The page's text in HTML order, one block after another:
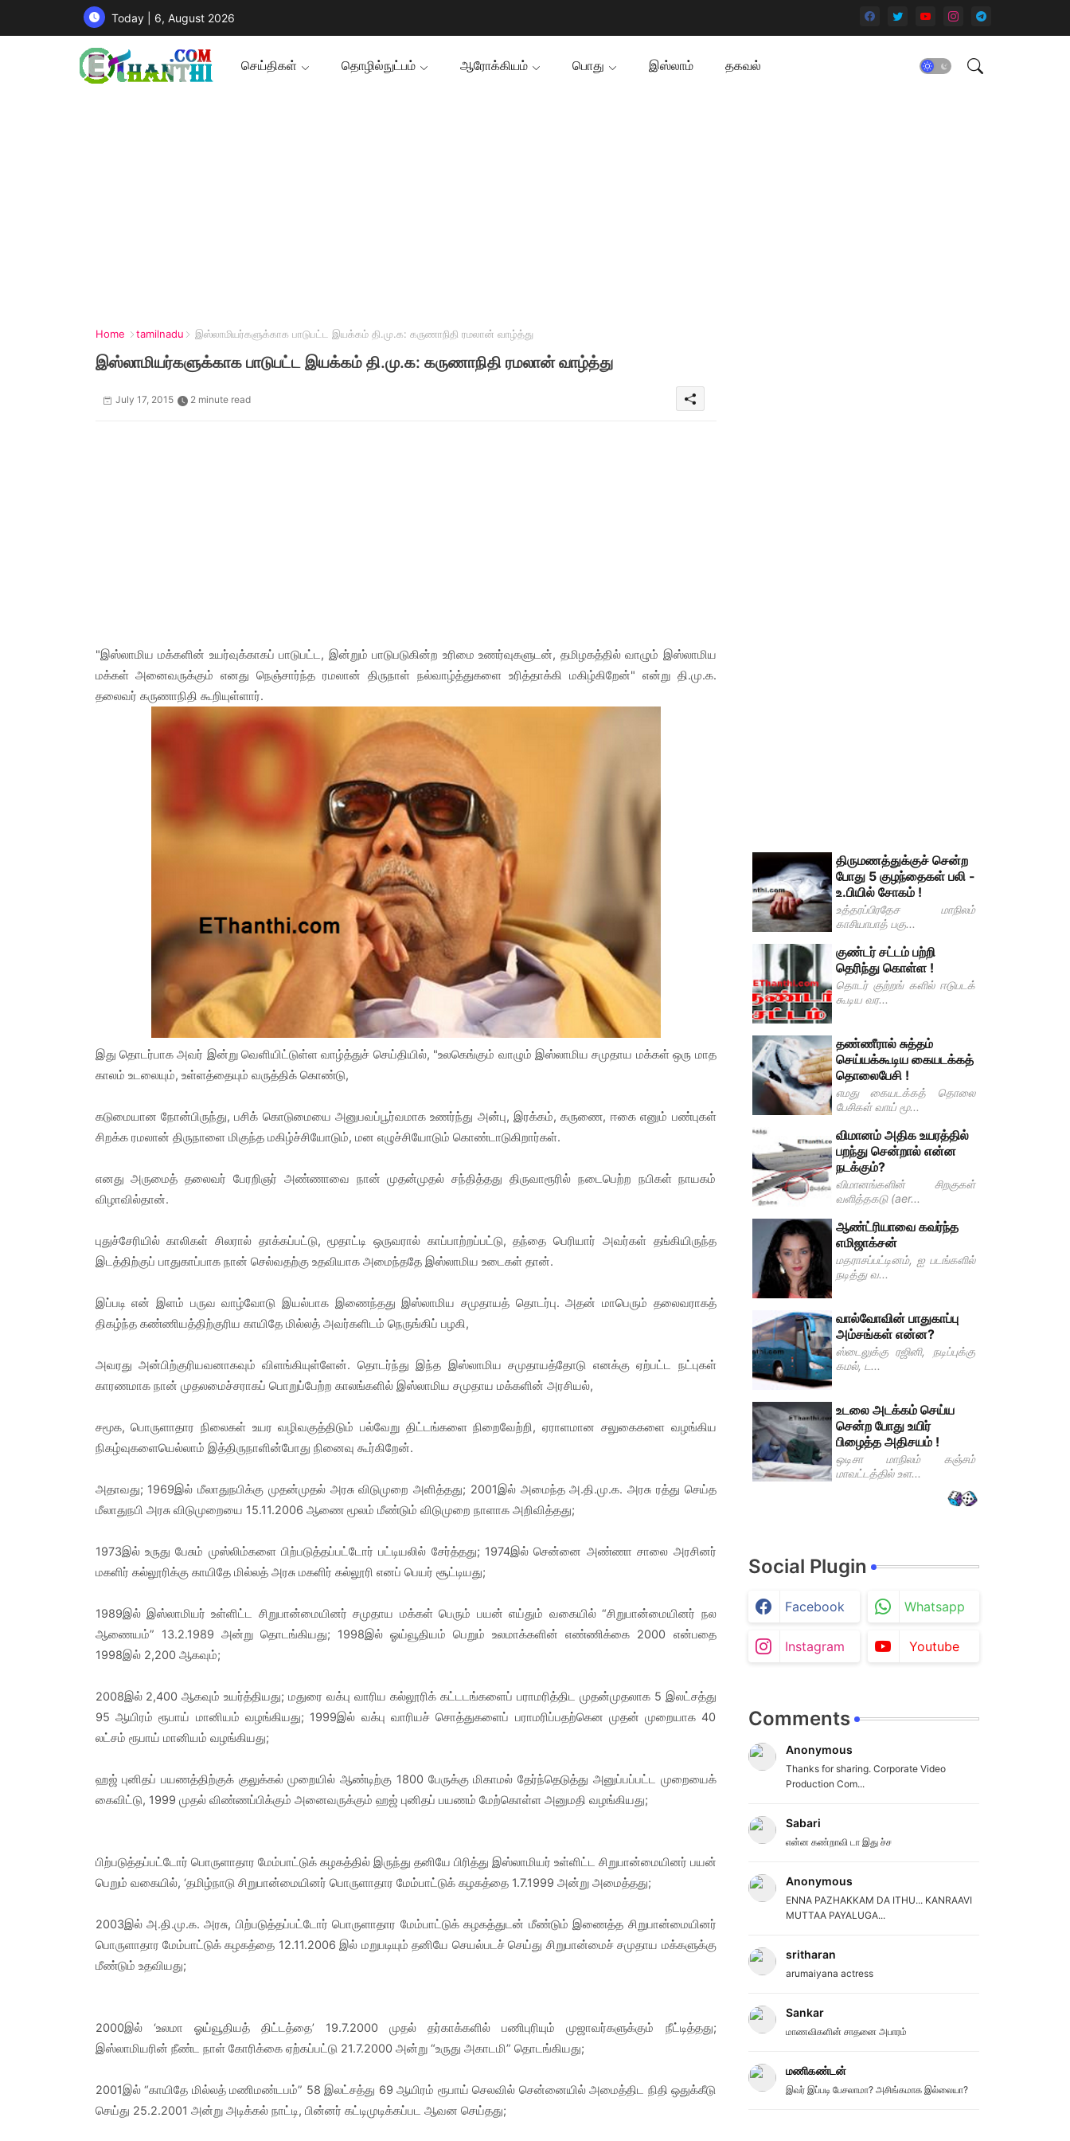
Today | 6, August 2026
செய்திகள் தொழில்நுட்பம் ஆரோக்கியம் பொது இஸ்லாம் தகவல்
Home tamilnadu இஸ்லாமியர்களுக்காக பாடுபட்ட இயக்கம் தி.மு.க: கருணாநிதி ரமலான் வாழ்த்து
இஸ்லாமியர்களுக்காக பாடுபட்ட இயக்கம் தி.மு.க: கருணாநிதி ரமலான் வாழ்த்து
July 17, 2015 2 minute read
"இஸ்லாமிய மக்களின் உயர்வுக்காகப் பாடுபட்ட, இன்றும் பாடுபடுகின்ற உரிமை உணர்வுகளுடன், தமிழகத்தில் வாழும் இஸ்லாமிய
மக்கள் அனைவருக்கும் எனது நெஞ்சார்ந்த ரமலான் திருநாள் நல்வாழ்த்துகளை உரித்தாக்கி மகிழ்கிறேன்" என்று தி.மு.க.
தலைவர் கருணாநிதி கூறியுள்ளார்.
இது தொடர்பாக அவர் இன்று வெளியிட்டுள்ள வாழ்த்துச் செய்தியில், "உலகெங்கும் வாழும் இஸ்லாமிய சமுதாய மக்கள் ஒரு மாத
காலம் உடலையும், உள்ளத்தையும் வருத்திக் கொண்டு,
கடுமையான நோன்பிருந்து, பசிக் கொடுமையை அனுபவப்பூர்வமாக உணர்ந்து அன்பு, இரக்கம், கருணை, ஈகை எனும் பண்புகள்
சிறக்க ரமலான் திருநாளை மிகுந்த மகிழ்ச்சியோடும், மன எழுச்சியோடும் கொண்டாடுகிறார்கள்.
எனது அருமைத் தலைவர் பேரறிஞர் அண்ணாவை நான் முதன்முதல் சந்தித்தது திருவாரூரில் நடைபெற்ற நபிகள் நாயகம்
விழாவில்தான்.
புதுச்சேரியில் காலிகள் சிலரால் தாக்கப்பட்டு, மூதாட்டி ஒருவரால் காப்பாற்றப்பட்டு, தந்தை பெரியார் அவர்கள் தங்கியிருந்த
இடத்திற்குப் பாதுகாப்பாக நான் செல்வதற்கு உதவியாக அமைந்ததே இஸ்லாமிய உடைகள் தான்.
இப்படி என் இளம் பருவ வாழ்வோடு இயல்பாக இணைந்தது இஸ்லாமிய சமுதாயத் தொடர்பு. அதன் மாபெரும் தலைவராகத்
திகழ்ந்த கண்ணியத்திற்குரிய காயிதே மில்லத் அவர்களிடம் நெருங்கிப் பழகி,
அவரது அன்பிற்குரியவனாகவும் விளங்கியுள்ளேன். தொடர்ந்து இந்த இஸ்லாமிய சமுதாயத்தோடு எனக்கு ஏற்பட்ட நட்புகள்
காரணமாக நான் முதலமைச்சராகப் பொறுப்பேற்ற காலங்களில் இஸ்லாமிய சமுதாய மக்களின் அரசியல்,
சமூக, பொருளாதார நிலைகள் உயர வழிவகுத்திடும் பல்வேறு திட்டங்களை நிறைவேற்றி, ஏராளமான சலுகைகளை வழங்கிய
நிகழ்வுகளையெல்லாம் இத்திருநாளின்போது நினைவு கூர்கிறேன்.
அதாவது; 1969இல் மீலாதுநபிக்கு முதன்முதல் அரசு விடுமுறை அளித்தது; 2001இல் அமைந்த அ.தி.மு.க. அரசு ரத்து செய்த
மீலாதுநபி அரசு விடுமுறையை 15.11.2006 ஆணை மூலம் மீண்டும் விடுமுறை நாளாக அறிவித்தது;
1973இல் உருது பேசும் முஸ்லிம்களை பிற்படுத்தப்பட்டோர் பட்டியலில் சேர்த்தது; 1974இல் சென்னை அண்ணா சாலை அரசினர்
மகளிர் கல்லூரிக்கு காயிதே மில்லத் அரசு மகளிர் கல்லூரி எனப் பெயர் சூட்டியது;
1989இல் இஸ்லாமியர் உள்ளிட்ட சிறுபான்மையினர் சமுதாய மக்கள் பெரும் பயன் எய்தும் வகையில் “சிறுபான்மையினர் நல
ஆணையம்” 13.2.1989 அன்று தொடங்கியது; 1998இல் ஓய்வூதியம் பெறும் உலமாக்களின் எண்ணிக்கை 2000 என்பதை
1998இல் 2,200 ஆகவும்;
2008இல் 2,400 ஆகவும் உயர்த்தியது; மதுரை வக்பு வாரிய கல்லூரிக் கட்டடங்களைப் பராமரித்திட முதன்முதலாக 5 இலட்சத்து
95 ஆயிரம் ரூபாய் மானியம் வழங்கியது; 1999இல் வக்பு வாரியச் சொத்துகளைப் பராமரிப்பதற்கென முதன் முறையாக 40
லட்சம் ரூபாய் மானியம் வழங்கியது;
ஹஜ் புனிதப் பயணத்திற்குக் குலுக்கல் முறையில் ஆண்டிற்கு 1800 பேருக்கு மிகாமல் தேர்ந்தெடுத்து அனுப்பப்பட்ட முறையைக்
கைவிட்டு, 1999 முதல் விண்ணப்பிக்கும் அனைவருக்கும் ஹஜ் புனிதப் பயணம் மேற்கொள்ள அனுமதி வழங்கியது;
பிற்படுத்தப்பட்டோர் பொருளாதார மேம்பாட்டுக் கழகத்தில் இருந்து தனியே பிரித்து இஸ்லாமியர் உள்ளிட்ட சிறுபான்மையினர் பயன்
பெறும் வகையில், ‘தமிழ்நாடு சிறுபான்மையினர் பொருளாதார மேம்பாட்டுக் கழகத்தை 1.7.1999 அன்று அமைத்தது;
2003இல் அ.தி.மு.க. அரசு, பிற்படுத்தப்பட்டோர் பொருளாதார மேம்பாட்டுக் கழகத்துடன் மீண்டும் இணைத்த சிறுபான்மையினர்
பொருளாதார மேம்பாட்டுக் கழகத்தை 12.11.2006 இல் மறுபடியும் தனியே செயல்படச் செய்து சிறுபான்மைச் சமுதாய மக்களுக்கு
மீண்டும் உதவியது;
2000இல் ‘உலமா ஓய்வூதியத் திட்டத்தை’ 19.7.2000 முதல் தர்காக்களில் பணிபுரியும் முஜாவர்களுக்கும் நீட்டித்தது;
இஸ்லாமியரின் நீண்ட நாள் கோரிக்கை ஏற்கப்பட்டு 21.7.2000 அன்று “உருது அகாடமி” தொடங்கியது;
2001இல் “காயிதே மில்லத் மணிமண்டபம்” 58 இலட்சத்து 69 ஆயிரம் ரூபாய் செலவில் சென்னையில் அமைத்திட நிதி ஒதுக்கீடு
செய்து 25.2.2001 அன்று அடிக்கல் நாட்டி, பின்னர் கட்டிமுடிக்கப்பட ஆவன செய்தது;
திருமணத்துக்குச் சென்ற
போது 5 குழந்தைகள் பலி -
உ.பியில் சோகம் !
உத்தரப்பிரதேச மாநிலம்
காசியாபாத் பகு...
குண்டர் சட்டம் பற்றி
தெரிந்து கொள்ள !
தொடர் குற்றங் களில் ஈடுபடக்
கூடிய வர...
தண்ணீரால் சுத்தம்
செய்யக்கூடிய கையடக்கத்
தொலைபேசி !
எமது கையடக்கத் தொலை
பேசிகள் வாய் மூ...
விமானம் அதிக உயரத்தில்
பறந்து சென்றால் என்ன
நடக்கும்?
விமானங்களின் சிறகுகள்
வளித்தகடு (aer...
ஆண்ட்ரியாவை கவர்ந்த
எமிஜாக்சன்
மதராசப்பட்டினம், ஐ படங்களில்
நடித்து வ...
வால்வோவின் பாதுகாப்பு
அம்சங்கள் என்ன?
ஸ்டைலுக்கு ரஜினி, நடிப்புக்கு
கமல், ட...
உடலை அடக்கம் செய்ய
சென்ற போது உயிர்
பிழைத்த அதிசயம் !
ஒடிசா மாநிலம் கஞ்சம்
மாவட்டத்தில் உள...
Social Plugin
Facebook Whatsapp
Instagram Youtube
Comments
Anonymous
Thanks for sharing. Corporate Video
Production Com...
Sabari
என்ன கண்றாவி டா இது ச்ச
Anonymous
ENNA PAZHAKKAM DA ITHU... KANRAAVI
MUTTAA PAYALUGA...
sritharan
arumaiyana actress
Sankar
மாணவிகளின் சாதனை அபாரம்
மணிகண்டன்
இவர் இப்படி பேசலாமா? அசிங்கமாக இல்லையா?